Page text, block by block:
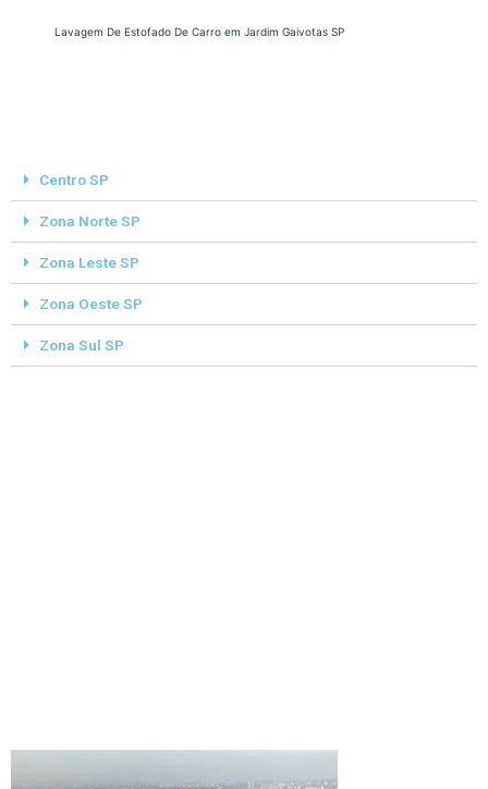
Lavagem De Estofado De Carro em Jardim Gaivotas SP
Centro SP
Zona Norte SP
Zona Leste SP
Zona Oeste SP
Zona Sul SP